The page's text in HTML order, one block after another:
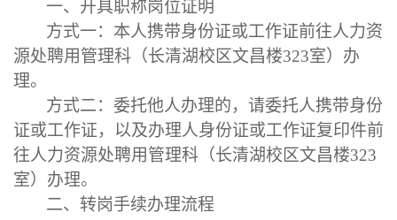
一、开具职称岗位证明
方式一：本人携带身份证或工作证前往人力资
源处聘用管理科（长清湖校区文昌楼323室）办
理。
方式二：委托他人办理的，请委托人携带身份
证或工作证，以及办理人身份证或工作证复印件前
往人力资源处聘用管理科（长清湖校区文昌楼323
室）办理。
二、转岗手续办理流程